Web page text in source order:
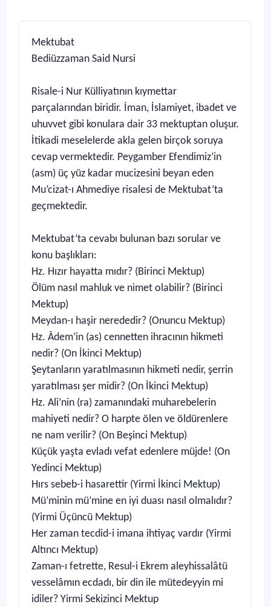
Mektubat
Bediüzzaman Said Nursi
Risale-i Nur Külliyatının kıymettar
parçalarından biridir. İman, İslamiyet, ibadet ve
uhuvvet gibi konulara dair 33 mektuptan oluşur.
İtikadi meselelerde akla gelen birçok soruya
cevap vermektedir. Peygamber Efendimiz’in
(asm) üç yüz kadar mucizesini beyan eden
Mu’cizat-ı Ahmediye risalesi de Mektubat’ta
geçmektedir.
Mektubat’ta cevabı bulunan bazı sorular ve
konu başlıkları:
Hz. Hızır hayatta mıdır? (Birinci Mektup)
Ölüm nasıl mahluk ve nimet olabilir? (Birinci
Mektup)
Meydan-ı haşir nerededir? (Onuncu Mektup)
Hz. Âdem’in (as) cennetten ihracının hikmeti
nedir? (On İkinci Mektup)
Şeytanların yaratılmasının hikmeti nedir, şerrin
yaratılması şer midir? (On İkinci Mektup)
Hz. Ali’nin (ra) zamanındaki muharebelerin
mahiyeti nedir? O harpte ölen ve öldürenlere
ne nam verilir? (On Beşinci Mektup)
Küçük yaşta evladı vefat edenlere müjde! (On
Yedinci Mektup)
Hırs sebeb-i hasarettir (Yirmi İkinci Mektup)
Mü’minin mü’mine en iyi duası nasıl olmalıdır?
(Yirmi Üçüncü Mektup)
Her zaman tecdid-i imana ihtiyaç vardır (Yirmi
Altıncı Mektup)
Zaman-ı fetrette, Resul-i Ekrem aleyhissalâtü
vesselâmın ecdadı, bir din ile mütedeyyin mi
idiler? Yirmi Sekizinci Mektup